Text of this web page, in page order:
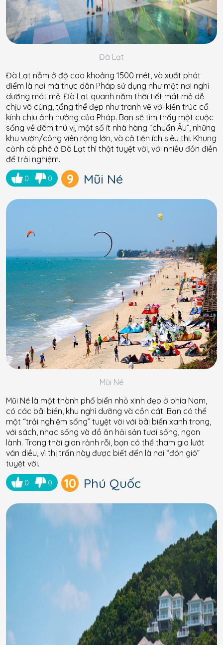
Đà Lạt
Đà Lạt nằm ở độ cao khoảng 1500 mét, và xuất phát
điểm là nơi mà thực dân Pháp sử dụng như một nơi nghỉ
dưỡng mát mẻ. Đà Lạt quanh năm thời tiết mát mẻ dễ
chịu vô cùng, tổng thể đẹp như tranh vẽ với kiến ​​trúc cổ
kính chịu ảnh hưởng của Pháp. Bạn sẽ tìm thấy một cuộc
sống về đêm thú vị, một số ít nhà hàng “chuẩn Âu”, những
khu vườn/công viên rộng lớn, và cả tiện ích siêu thị. Khung
cảnh cà phê ở Đà Lạt thì thật tuyệt vời, với nhiều đồn điền
để trải nghiệm.
0 0 9 Mũi Né
Mũi Né
Mũi Né là một thành phố biển nhỏ xinh đẹp ở phía Nam,
có các bãi biển, khu nghỉ dưỡng và cồn cát. Bạn có thể
một “trải nghiệm sống” tuyệt vời với bãi biển xanh trong,
với sách, nhạc sống và đồ ăn hải sản tươi sống, ngon
lành. Trong thời gian rảnh rỗi, bạn có thể tham gia lướt
ván diều, vì thị trấn này được biết đến là nơi “đón gió”
tuyệt vời.
0 0 10 Phú Quốc